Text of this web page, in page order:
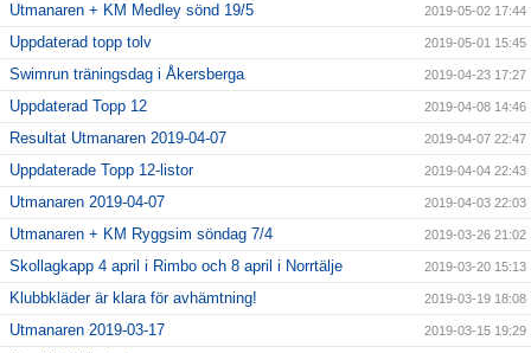
Utmanaren + KM Medley sönd 19/5 2019-05-02 17:44
Uppdaterad topp tolv 2019-05-01 15:45
Swimrun träningsdag i Åkersberga 2019-04-23 17:27
Uppdaterad Topp 12 2019-04-08 14:46
Resultat Utmanaren 2019-04-07 2019-04-07 22:47
Uppdaterade Topp 12-listor 2019-04-04 22:43
Utmanaren 2019-04-07 2019-04-03 22:03
Utmanaren + KM Ryggsim söndag 7/4 2019-03-26 21:02
Skollagkapp 4 april i Rimbo och 8 april i Norrtälje 2019-03-20 15:13
Klubbkläder är klara för avhämtning! 2019-03-19 18:08
Utmanaren 2019-03-17 2019-03-15 19:29